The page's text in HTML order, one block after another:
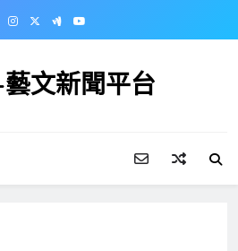
文新聞平台